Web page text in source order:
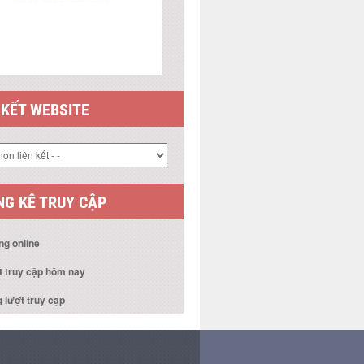
WEBSITE
KÊ TRUY CẬP
online
truy cập hôm nay
lượt truy cập